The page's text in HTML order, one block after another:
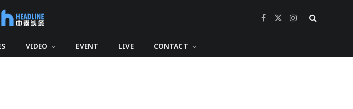
Facebook
X
Instagram
VIDEO EVENT LIVE CONTACT